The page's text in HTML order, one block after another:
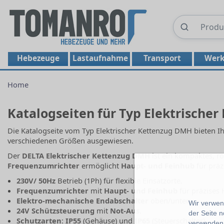
Wir
der Seite
Hebezeuge Lastaufnahme Transport
Home
Katalogseiten für Typ Elektrischer
Die Katalogseite vom Typ Elektrischer Kettenzug DMH
verschiedenen Größen ausgewiesen.
Der DELTA Elektrischer Kettenzug DMHist ein kompaktes,
Frequenzumrichter ermöglicht Haupt- und Feinhub
230V/ 50Hz Betrieb (1Ph) für flexible Einsatzorte.
Frequenzumrichter mit Haupt- und Feinhub
Elektro-mechanische Endabschalter
oben/unten.
24V Schützsteuerung mit Not-Aus
Schutzarten: IP55 (Gehäuse) und
(Steuerschalter).